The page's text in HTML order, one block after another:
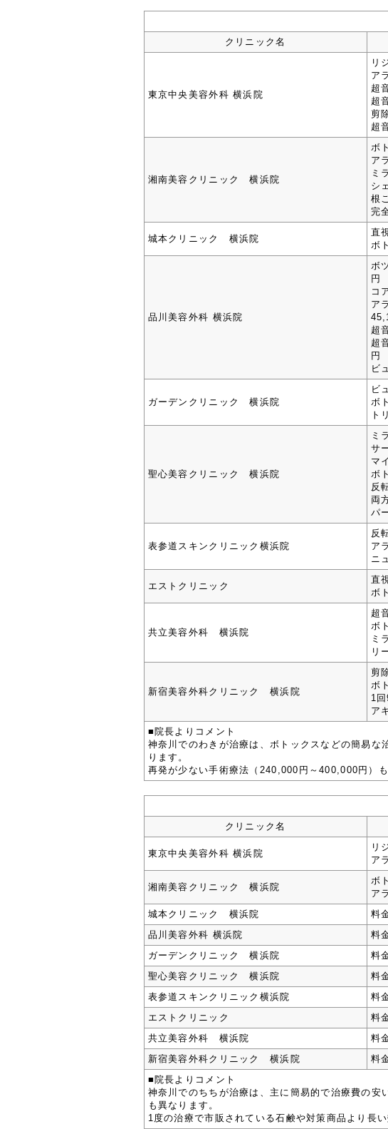
クリニック名
東京中央美容外科 横浜院
リ
ア
超
超
剪
超
湘南美容クリニック 横浜院
ボ
ア
ミ
シ
根
完
城本クリニック 横浜院
直
ボ
品川美容外科 横浜院
ボ
円
コ
ア
超
超
円
ビ
ガーデンクリニック 横浜院
ビ
ボ
ト
聖心美容クリニック 横浜院
ミ
サ
マ
ボ
反
両
パ
表参道スキンクリニック横浜院
反
ア
ニ
エストクリニック
直
ボ
共立美容外科 横浜院
超
ボ
ミ
リ
新宿美容外科クリニック 横浜院
剪
ボ
1
ア
■院長よりコメント
神奈川でのわきが治療は、ボトックスなどの簡易
ります。
再発が少ない手術療法（240,000円～400,000円）
クリニック名
東京中央美容外科 横浜院
リ
ア
湘南美容クリニック 横浜院
ボ
ア
城本クリニック 横浜院
料
品川美容外科 横浜院
料
ガーデンクリニック 横浜院
料
聖心美容クリニック 横浜院
料
表参道スキンクリニック横浜院
料
エストクリニック
料
共立美容外科 横浜院
料
新宿美容外科クリニック 横浜院
料
■院長よりコメント
神奈川でのちちが治療は、主に簡易的で治療費の
も異なります。
1度の治療で市販されている石鹸や対策商品より長い